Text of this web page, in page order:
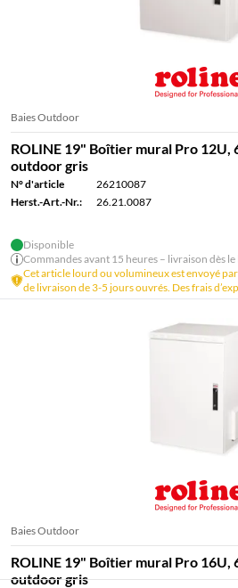
Baies Outdoor
ROLINE 19" Boîtier mural Pro 12U,
outdoor gris
N° d'article
26210087
Herst.-Art.-Nr.:
26.21.0087
Disponible
Commandes avant 15 heures – livraison dès
Cet article lourd ou volumineux est envoyé
de livraison de 3-5 jours ouvrés. Des frais
Baies Outdoor
ROLINE 19" Boîtier mural Pro 16U,
outdoor gris